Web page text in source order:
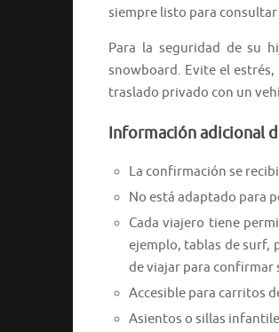
siempre listo para
Para la seguridad de su
snowboard. Evite el estrés,
traslado privado con un
Información adicional
La confirmación se
No está adaptado para
Cada viajero tiene
ejemplo, tablas de surf,
de viajar para confirmar
Accesible para carritos
Asientos o sillas